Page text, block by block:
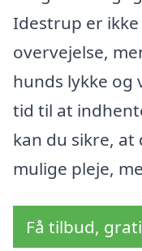
Idestrup er
overvejelse,
hunds lykke og
tid til at
kan du sikre,
mulige pleje,
Få tilbud,